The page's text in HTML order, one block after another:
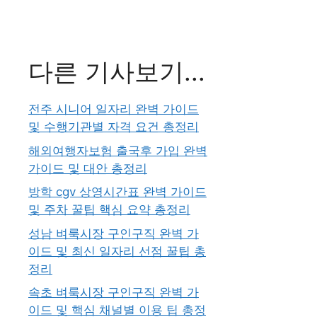
다른 기사보기...
전주 시니어 일자리 완벽 가이드
및 수행기관별 자격 요건 총정리
해외여행자보험 출국후 가입 완벽
가이드 및 대안 총정리
방학 cgv 상영시간표 완벽 가이드
및 주차 꿀팁 핵심 요약 총정리
성남 벼룩시장 구인구직 완벽 가
이드 및 최신 일자리 선점 꿀팁 총
정리
속초 벼룩시장 구인구직 완벽 가
이드 및 핵심 채널별 이용 팁 총정